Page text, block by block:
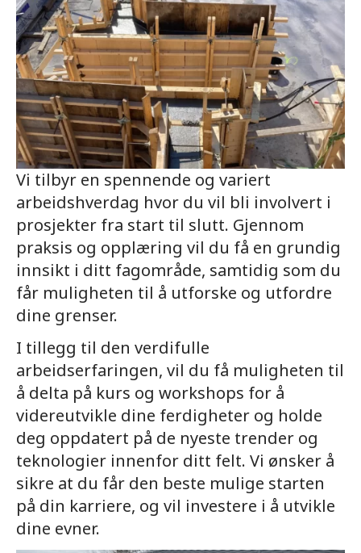
Vi tilbyr en spennende og variert
arbeidshverdag hvor du vil bli involvert i
prosjekter fra start til slutt. Gjennom
praksis og opplæring vil du få en grundig
innsikt i ditt fagområde, samtidig som du
får muligheten til å utforske og utfordre
dine grenser.
I tillegg til den verdifulle
arbeidserfaringen, vil du få muligheten til
å delta på kurs og workshops for å
videreutvikle dine ferdigheter og holde
deg oppdatert på de nyeste trender og
teknologier innenfor ditt felt. Vi ønsker å
sikre at du får den beste mulige starten
på din karriere, og vil investere i å utvikle
dine evner.